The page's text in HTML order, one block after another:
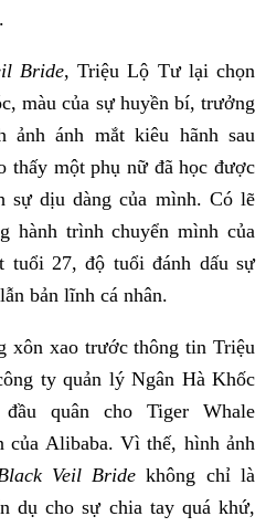
Bride, Triệu Lộ Tư lại chọn
màu của sự huyền bí, trưởng
ảnh ánh mắt kiêu hãnh sau
thấy một phụ nữ đã học được
sự dịu dàng của mình. Có lẽ
hành trình chuyển mình của
tuổi 27, độ tuổi đánh dấu sự
bản lĩnh cá nhân.
xôn xao trước thông tin Triệu
ty quản lý Ngân Hà Khốc
quân cho Tiger Whale
của Alibaba. Vì thế, hình ảnh
Veil Bride không chỉ là
dụ cho sự chia tay quá khứ,